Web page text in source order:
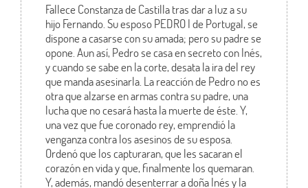
Fallece Constanza de Castilla tras dar a luz a su
hijo Fernando. Su esposo PEDRO I de Portugal, se
dispone a casarse con su amada; pero su padre se
opone. Aun así, Pedro se casa en secreto con Inés,
y cuando se sabe en la corte, desata la ira del rey
que manda asesinarla. La reacción de Pedro no es
otra que alzarse en armas contra su padre, una
lucha que no cesará hasta la muerte de éste. Y,
una vez que fue coronado rey, emprendió la
venganza contra los asesinos de su esposa.
Ordenó que los capturaran, que les sacaran el
corazón en vida y que, finalmente los quemaran.
Y, además, mandó desenterrar a doña Inés y la